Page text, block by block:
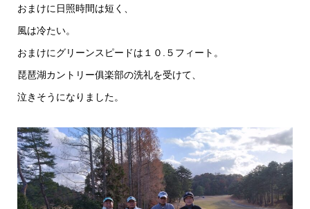
おまけに日照時間は短く、
風は冷たい。
おまけにグリーンスピードは１０.５フィート。
琵琶湖カントリー俱楽部の洗礼を受けて、
泣きそうになりました。